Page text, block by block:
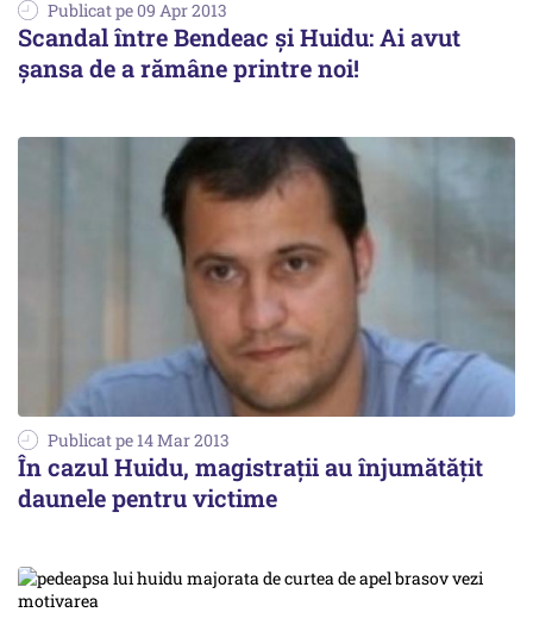
Publicat pe 09 Apr 2013
Scandal între Bendeac și Huidu: Ai avut
șansa de a rămâne printre noi!
Publicat pe 14 Mar 2013
În cazul Huidu, magistrații au înjumătățit
daunele pentru victime